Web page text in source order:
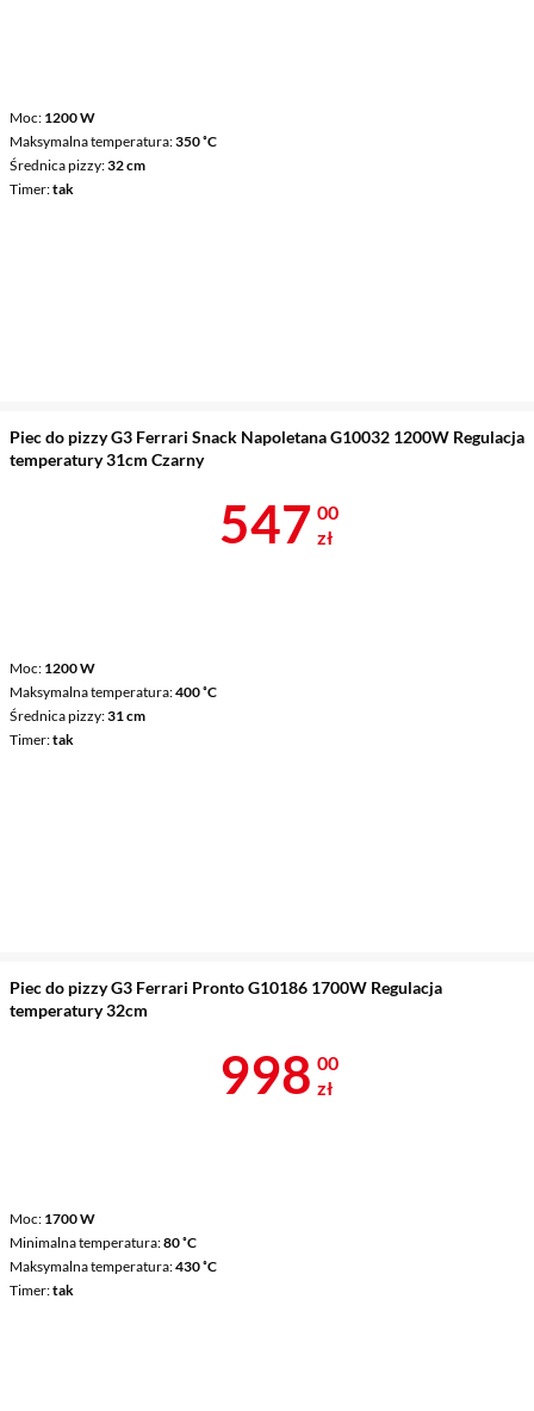
Moc 1200 W
Maksymalna temperatura 350 ˚C
Średnica pizzy 32 cm
Timer tak
Piec do pizzy G3 Ferrari Snack Napoletana G10032 1200W Regulacja
temperatury 31cm Czarny
Moc 1200 W
Maksymalna temperatura 400 ˚C
Średnica pizzy 31 cm
Timer tak
Cena 547 zł
547 00
zł
Piec do pizzy G3 Ferrari Pronto G10186 1700W Regulacja
temperatury 32cm
Moc 1700 W
Minimalna temperatura 80 ˚C
Maksymalna temperatura 430 ˚C
Timer tak
Cena 998 zł
998 00
zł